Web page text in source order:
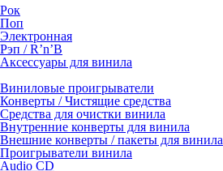
Рок
Поп
Электронная
Рэп / R’n’B
Аксессуары для винила
Виниловые проигрыватели
Конверты / Чистящие средства
Средства для очистки винила
Внутренние конверты для винила
Внешние конверты / пакеты для винила
Проигрыватели винила
Audio CD